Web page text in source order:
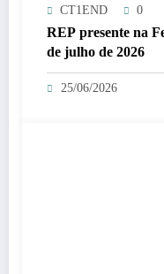
CT1END 0
REP presente na
de julho de 2026
25/06/2026